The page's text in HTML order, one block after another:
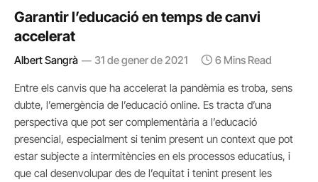
Garantir l’educació en temps de canvi
accelerat
Albert Sangrà 31 de gener de 2021 6 Mins Read
Entre els canvis que ha accelerat la pandèmia es troba, sens
dubte, l’emergència de l’educació online. Es tracta d’una
perspectiva que pot ser complementària a l’educació
presencial, especialment si tenim present un context que pot
estar subjecte a intermitències en els processos educatius, i
que cal desenvolupar des de l’equitat i tenint present les